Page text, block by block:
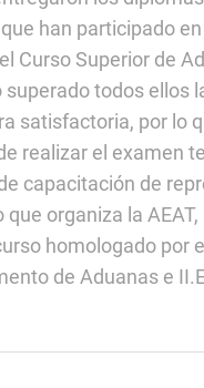
han participado
Curso Superior de
superado todos ellos
satisfactoria, por lo
realizar el examen
capacitación de
que organiza la
homologado por el
de Aduanas e